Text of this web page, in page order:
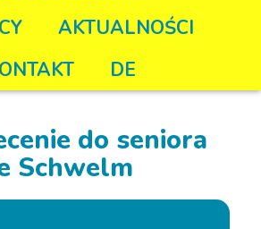
AKTUALNOŚCI
DE
do seniora
Schwelm